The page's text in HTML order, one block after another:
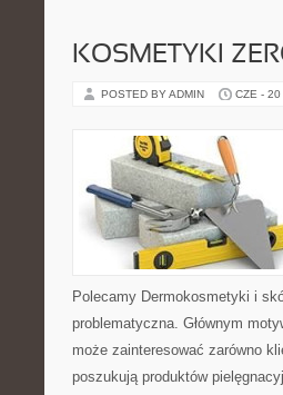
KOSMETYKI
POSTED BY ADMIN CZE -
Polecamy Dermokosmetyki i
problematyczna. Głównym
może zainteresować zarówno
poszukują produktów